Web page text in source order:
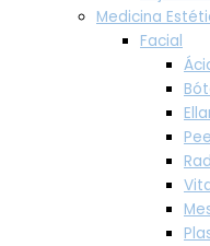
Medicina
Facial